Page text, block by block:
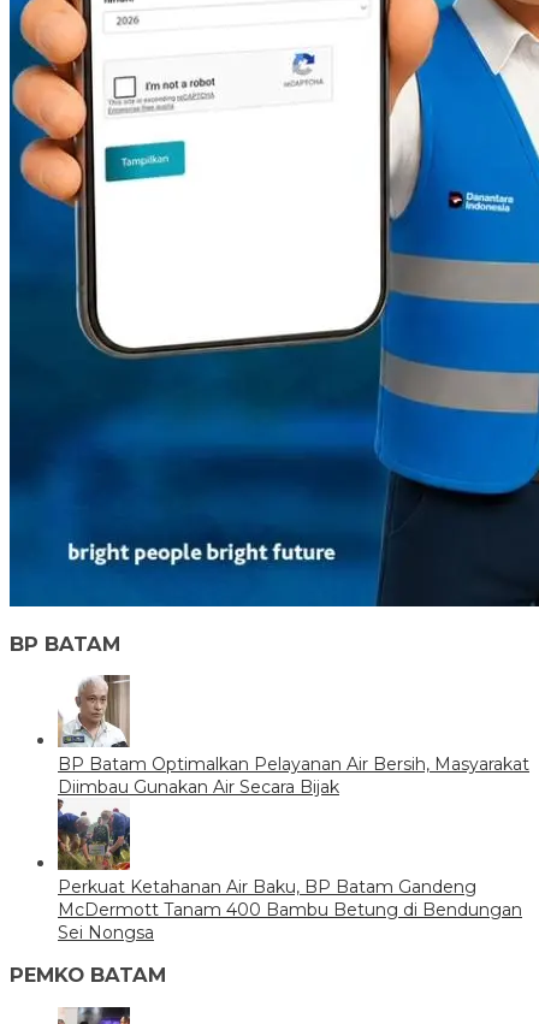
BP BATAM
BP Batam Optimalkan Pelayanan Air Bersih, Masyarakat
Diimbau Gunakan Air Secara Bijak
Perkuat Ketahanan Air Baku, BP Batam Gandeng
McDermott Tanam 400 Bambu Betung di Bendungan
Sei Nongsa
PEMKO BATAM